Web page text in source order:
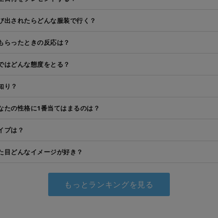
出されたらどんな服装で行く？
らったときの反応は？
はどんな態度をとる？
り？
たの性格に1番当てはまるのは？
プは？
目どんなイメージが好き？
もっとランキングを見る